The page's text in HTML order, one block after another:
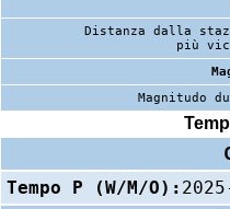
Distanza dalla
più
Magnitudo
Tempo P (W/M/O):